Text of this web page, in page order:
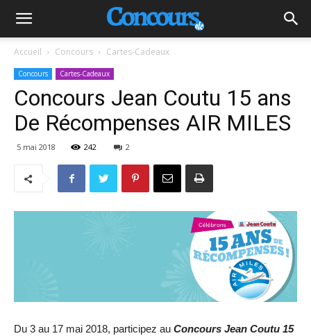
Accueil Concours Cartes-Cadeaux
Concours Cartes-Cadeaux
Concours Jean Coutu 15 ans
De Récompenses AIR MILES
5 mai 2018 242 2
Du 3 au 17 mai 2018, participez au Concours Jean Coutu 15